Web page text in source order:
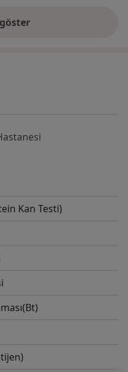
hakkında
Kan Testi)